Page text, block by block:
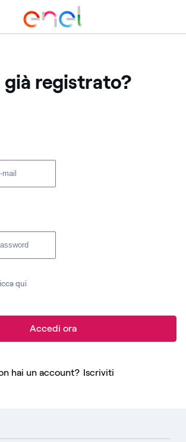
già registrato?
qui
Accedi ora
hai un account? Iscriviti